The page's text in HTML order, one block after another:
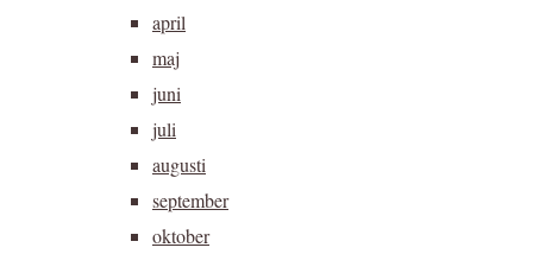
april
maj
juni
juli
augusti
september
oktober